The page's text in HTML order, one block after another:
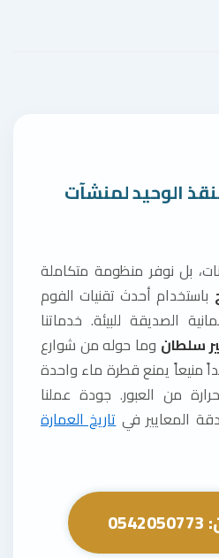
الوحيد لمنشآت
بل نوفر منظومة متكاملة
باستخدام أحدث تقنيات الفوم
الصديقة للبيئة. خدماتنا
سلطان وما حوله من شوارع
منيعاً يمنع قطرة ماء واحدة
من العبور. جودة عملنا
المعايير فيتاريخ العمارة